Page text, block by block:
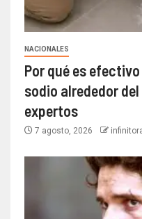
NACIONALES
Por qué es
sodio alrededor
expertos
7 agosto, 2026